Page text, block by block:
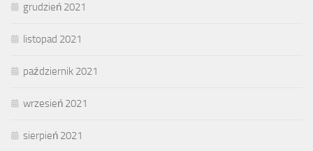
grudzień 2021
listopad 2021
październik 2021
wrzesień 2021
sierpień 2021